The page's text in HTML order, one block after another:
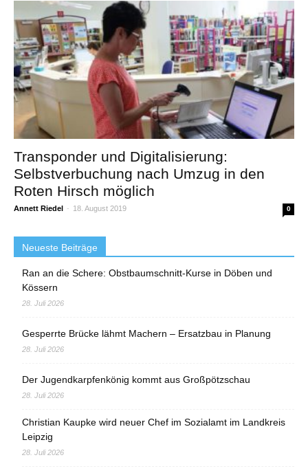
Transponder und Digitalisierung:
Selbstverbuchung nach Umzug in den
Roten Hirsch möglich
Annett Riedel - 18. August 2019 0
Neueste Beiträge
Ran an die Schere: Obstbaumschnitt-Kurse in Döben und
Kössern
28. Juli 2026
Gesperrte Brücke lähmt Machern – Ersatzbau in Planung
28. Juli 2026
Der Jugendkarpfenkönig kommt aus Großpötzschau
28. Juli 2026
Christian Kaupke wird neuer Chef im Sozialamt im Landkreis
Leipzig
28. Juli 2026